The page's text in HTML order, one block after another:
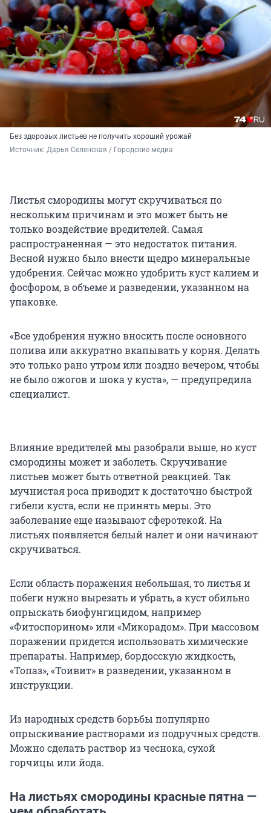
Без здоровых листьев не получить хороший урожай
Источник: Дарья Селенская / Городские медиа
Листья смородины могут скручиваться по
нескольким причинам и это может быть не
только воздействие вредителей. Самая
распространенная — это недостаток питания.
Весной нужно было внести щедро минеральные
удобрения. Сейчас можно удобрить куст калием и
фосфором, в объеме и разведении, указанном на
упаковке.
«Все удобрения нужно вносить после основного
полива или аккуратно вкапывать у корня. Делать
это только рано утром или поздно вечером, чтобы
не было ожогов и шока у куста», — предупредила
специалист.
Влияние вредителей мы разобрали выше, но куст
смородины может и заболеть. Скручивание
листьев может быть ответной реакцией. Так
мучнистая роса приводит к достаточно быстрой
гибели куста, если не принять меры. Это
заболевание еще называют сферотекой. На
листьях появляется белый налет и они начинают
скручиваться.
Если область поражения небольшая, то листья и
побеги нужно вырезать и убрать, а куст обильно
опрыскать биофунгицидом, например
«Фитоспорином» или «Микорадом». При массовом
поражении придется использовать химические
препараты. Например, бордосскую жидкость,
«Топаз», «Тоивит» в разведении, указанном в
инструкции.
Из народных средств борьбы популярно
опрыскивание растворами из подручных средств.
Можно сделать раствор из чеснока, сухой
горчицы или йода.
На листьях смородины красные пятна —